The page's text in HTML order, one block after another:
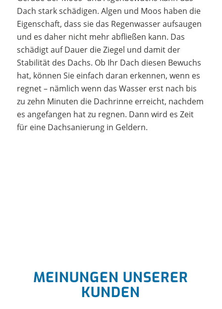
Dach stark schädigen. Algen und Moos haben die
Eigenschaft, dass sie das Regenwasser aufsaugen
und es daher nicht mehr abfließen kann. Das
schädigt auf Dauer die Ziegel und damit der
Stabilität des Dachs. Ob Ihr Dach diesen Bewuchs
hat, können Sie einfach daran erkennen, wenn es
regnet – nämlich wenn das Wasser erst nach bis
zu zehn Minuten die Dachrinne erreicht, nachdem
es angefangen hat zu regnen. Dann wird es Zeit
für eine Dachsanierung in Geldern.
MEINUNGEN UNSERER
KUNDEN